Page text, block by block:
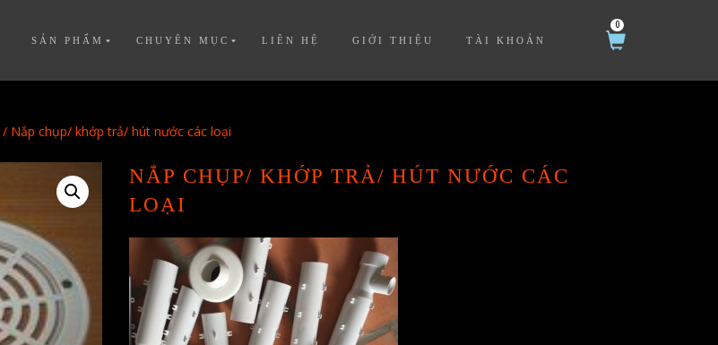
SẢN PHẨM CHUYÊN MỤC LIÊN HỆ GIỚI THIỆU TÀI KHOẢN
0
/ Nắp chụp/ khớp trả/ hút nước các loại
NẮP CHỤP/ KHỚP TRẢ/ HÚT NƯỚC CÁC
LOẠI